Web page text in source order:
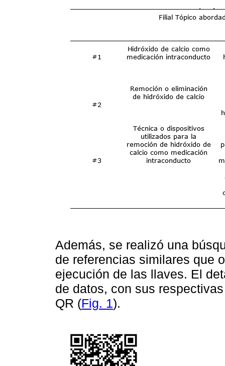
Además, se realizó una
de referencias similares que
ejecución de las llaves. El
de datos, con sus
QR (Fig. 1).